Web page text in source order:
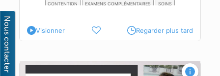
CONTENTION
EXAMENS COMPLÉMENTAIRES SOINS
Visionner Regarder plus tard